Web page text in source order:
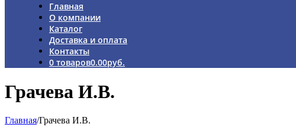
Главная
О компании
Каталог
Доставка и оплата
Контакты
0 товаров0.00руб.
Грачева И.В.
Главная/Грачева И.В.